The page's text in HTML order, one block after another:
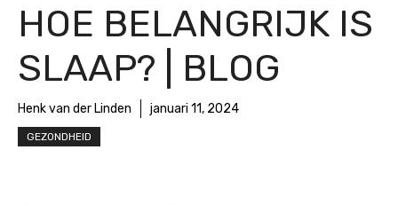
HOE BELANGRIJK IS
SLAAP? | BLOG
Henk van der Linden januari 11, 2024
GEZONDHEID